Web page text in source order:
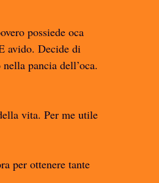
possiede oca
avido. Decide di
pancia dell’oca.
vita. Per me utile
per ottenere tante